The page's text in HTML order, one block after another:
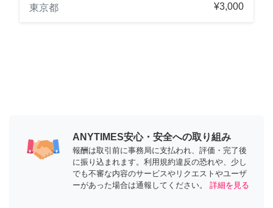
東京都
¥3,000
ANYTIMES安心・安全への取り組み
報酬は取引前に事務局に支払われ、評価・完了後
に振り込まれます。利用規約違反の恐れや、少し
でも不審な内容のサービスやリクエストやユーザ
ーがあった場合は通報してください。
詳細を見る